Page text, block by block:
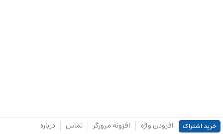
خرید اشتراک افزودن واژه افزونه مرورگر تماس درباره